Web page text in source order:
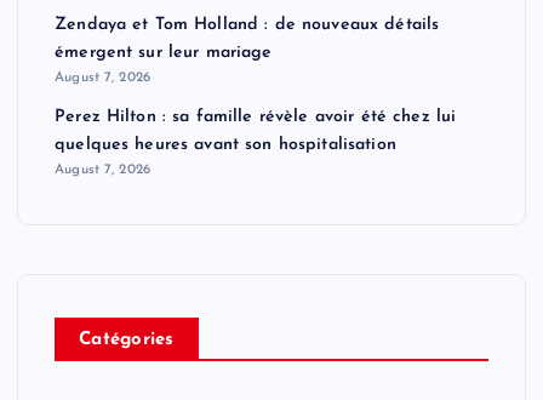
Zendaya et Tom Holland : de nouveaux détails
émergent sur leur mariage
August 7, 2026
Perez Hilton : sa famille révèle avoir été chez lui
quelques heures avant son hospitalisation
August 7, 2026
Catégories